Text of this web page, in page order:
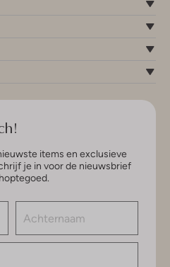
items en exclusieve
je in voor de nieuwsbrief